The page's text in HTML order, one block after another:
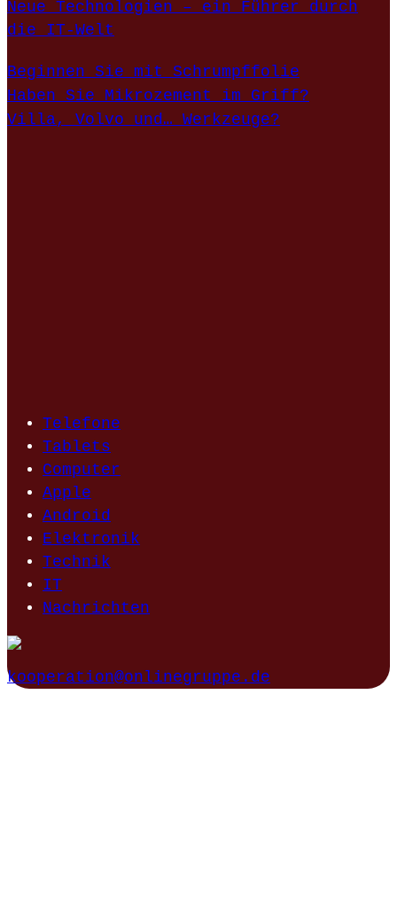
Neue Technologien – ein Führer durch
die IT-Welt
Beginnen Sie mit Schrumpffolie
Haben Sie Mikrozement im Griff?
Villa, Volvo und… Werkzeuge?
Telefone
Tablets
Computer
Apple
Android
Elektronik
Technik
IT
Nachrichten
kooperation@onlinegruppe.de